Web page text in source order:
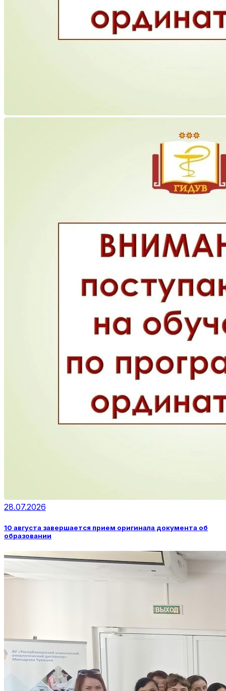
28.07.2026
10 августа завершается прием оригинала документа об
образовании